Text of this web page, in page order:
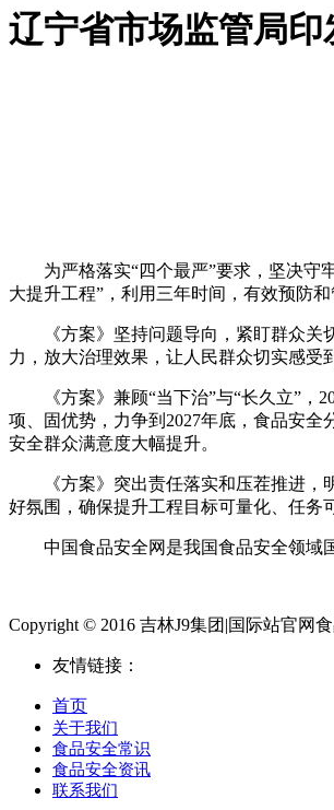
辽宁省市场监管局
为严格落实“四个最严”要求，坚决守牢
大提升工程”，利用三年时间，有效预防
《方案》坚持问题导向，紧盯群众关切
力，放大治理效果，让人民群众切实感受
《方案》兼顾“当下治”与“长久立”，
项、固优势，力争到2027年底，食品安
安全群众满意度大幅提升。
《方案》突出责任落实和压茬推进，明
好氛围，确保提升工程目标可量化、任务
中国食品安全网是我国食品安全领域国
Copyright © 2016 吉林J9集团|国际站官网
友情链接：
首页
关于我们
食品安全常识
食品安全资讯
联系我们